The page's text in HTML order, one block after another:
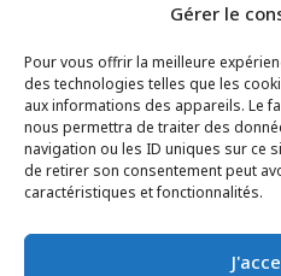
Gérer le
Pour vous offrir la meilleure
des technologies telles que les
aux informations des appareils. Le
nous permettra de traiter des
navigation ou les ID uniques sur ce
de retirer son consentement peut
caractéristiques et fonctionnalités.
NXT
CONTACT–MENTIONS